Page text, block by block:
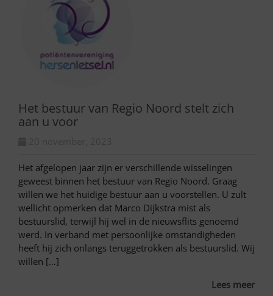
Het bestuur van Regio Noord stelt zich
aan u voor
Het afgelopen jaar zijn er verschillende wisselingen
geweest binnen het bestuur van Regio Noord. Graag
willen we het huidige bestuur aan u voorstellen. U zult
wellicht opmerken dat Marco Dijkstra mist als
bestuurslid, terwijl hij wel in de nieuwsflits genoemd
werd. In verband met persoonlijke omstandigheden
heeft hij zich onlangs teruggetrokken als bestuurslid. Wij
willen […]
Lees meer